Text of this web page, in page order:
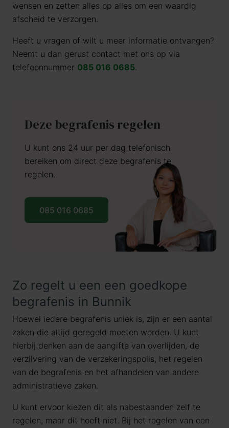
wensen en zetten alles op alles om een waardig
afscheid te verzorgen.
Heeft u vragen of wilt u meer informatie ontvangen?
Neemt u dan gerust contact met ons op via
telefoonnummer 085 016 0685.
Deze begrafenis regelen
U kunt ons 24 uur per dag telefonisch
bereiken om direct deze begrafenis te
regelen.
085 016 0685
Zo regelt u een een goedkope
begrafenis in Bunnik
Hoewel iedere begrafenis uniek is, zijn er een aantal
zaken die altijd geregeld moeten worden. U kunt
hierbij denken aan de aangifte van overlijden, de
verzilvering van de verzekeringspolis, het regelen
van de begrafenis en het afhandelen van andere
administratieve zaken.
U kunt ervoor kiezen dit als nabestaanden zelf te
regelen, maar dit hoeft niet. Bij het regelen van een